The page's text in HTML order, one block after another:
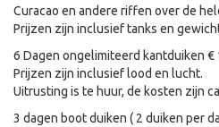
Curacao en andere riffen over de
Prijzen zijn inclusief tanks en
6 Dagen ongelimiteerd kantduiken €
Prijzen zijn inclusief lood en lucht.
Uitrusting is te huur, de kosten zijn
3 dagen boot duiken ( 2 duiken per